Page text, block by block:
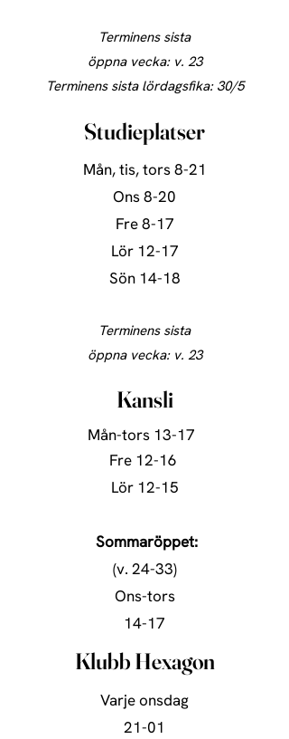
Terminens sista
öppna vecka: v. 23
Terminens sista lördagsfika: 30/5
Studieplatser
Mån, tis, tors 8-21
Ons 8-20
Fre 8-17
Lör12-17
Sön14-18
Terminens sista
öppna vecka: v. 23
Kansli
Mån-tors13-17
Fre12-16
Lör 12-15
Sommaröppet:
(v. 24-33)
Ons-tors
14-17
Klubb Hexagon
Varje onsdag
21-01